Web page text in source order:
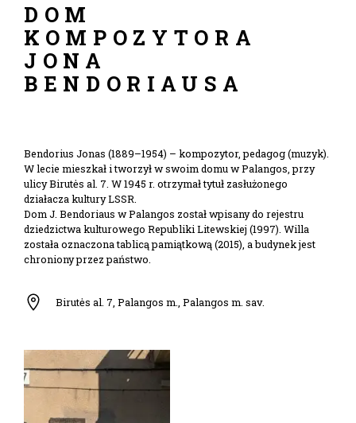
DOM
KOMPOZYTORA
JONA
BENDORIAUSA
Bendorius Jonas (1889–1954) – kompozytor, pedagog (muzyk).
W lecie mieszkał i tworzył w swoim domu w Palangos, przy
ulicy Birutės al. 7. W 1945 r. otrzymał tytuł zasłużonego
działacza kultury LSSR.
Dom J. Bendoriaus w Palangos został wpisany do rejestru
dziedzictwa kulturowego Republiki Litewskiej (1997). Willa
została oznaczona tablicą pamiątkową (2015), a budynek jest
chroniony przez państwo.
Birutės al. 7, Palangos m., Palangos m. sav.